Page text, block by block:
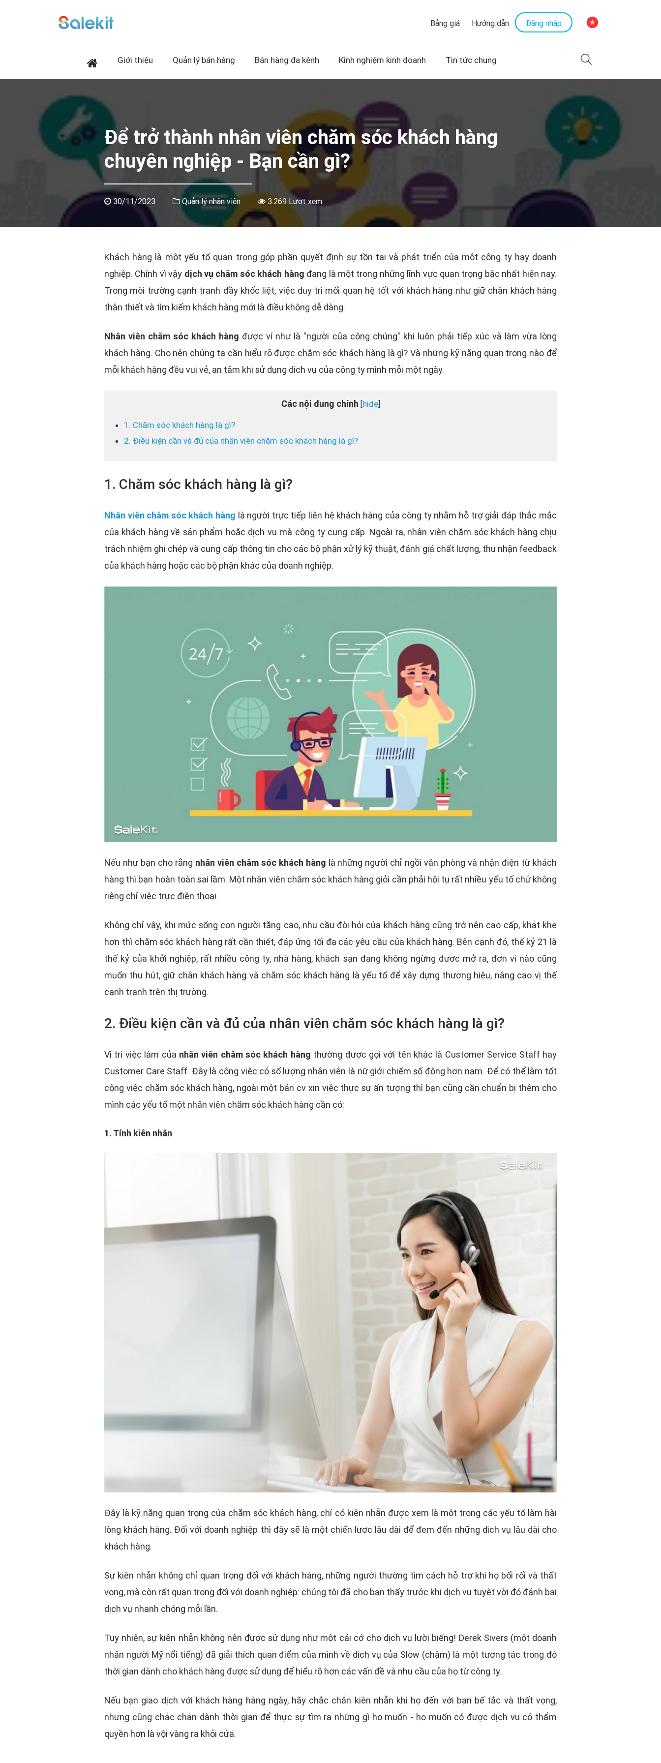
Bảng giá Hướng dẫn Đăng nhập
Giới thiệu Quản lý bán hàng Bán hàng đa kênh Kinh nghiệm kinh doanh Tin tức chung
Để trở thành nhân viên chăm sóc khách hàng
chuyên nghiệp - Bạn cần gì?
30/11/2023 Quản lý nhân viên 3.269 Lượt xem
Khách hàng là một yếu tố quan trọng góp phần quyết định sự tồn tại và phát triển của một công ty hay doanh
nghiệp. Chính vì vậy dịch vụ chăm sóc khách hàng đang là một trong những lĩnh vực quan trọng bậc nhất hiện nay.
Trong môi trường cạnh tranh đầy khốc liệt, việc duy trì mối quan hệ tốt với khách hàng như giữ chân khách hàng
thân thiết và tìm kiếm khách hàng mới là điều không dễ dàng.
Nhân viên chăm sóc khách hàng được ví như là "người của công chúng" khi luôn phải tiếp xúc và làm vừa lòng
khách hàng. Cho nên chúng ta cần hiểu rõ được chăm sóc khách hàng là gì? Và những kỹ năng quan trọng nào để
mỗi khách hàng đều vui vẻ, an tâm khi sử dụng dịch vụ của công ty mình mỗi một ngày.
Các nội dung chính [hide]
1. Chăm sóc khách hàng là gì?
2. Điều kiện cần và đủ của nhân viên chăm sóc khách hàng là gì?
1. Chăm sóc khách hàng là gì?
Nhân viên chăm sóc khách hàng là người trực tiếp liên hệ khách hàng của công ty nhằm hỗ trợ giải đáp thắc mắc
của khách hàng về sản phẩm hoặc dịch vụ mà công ty cung cấp. Ngoài ra, nhân viên chăm sóc khách hàng chịu
trách nhiệm ghi chép và cung cấp thông tin cho các bộ phận xử lý kỹ thuật, đánh giá chất lượng, thu nhận feedback
của khách hàng hoặc các bộ phận khác của doanh nghiệp.
Nếu như bạn cho rằng nhân viên chăm sóc khách hàng là những người chỉ ngồi văn phòng và nhận điện từ khách
hàng thì bạn hoàn toàn sai lầm. Một nhân viên chăm sóc khách hàng giỏi cần phải hội tụ rất nhiều yếu tố chứ không
riêng chỉ việc trực điện thoại.
Không chỉ vậy, khi mức sống con người tăng cao, nhu cầu đòi hỏi của khách hàng cũng trở nên cao cấp, khắt khe
hơn thì chăm sóc khách hàng rất cần thiết, đáp ứng tối đa các yêu cầu của khách hàng. Bên cạnh đó, thế kỷ 21 là
thế kỷ của khởi nghiệp, rất nhiều công ty, nhà hàng, khách sạn đang không ngừng được mở ra, đơn vị nào cũng
muốn thu hút, giữ chân khách hàng và chăm sóc khách hàng là yếu tố để xây dựng thương hiệu, nâng cao vị thế
cạnh tranh trên thị trường.
2. Điều kiện cần và đủ của nhân viên chăm sóc khách hàng là gì?
Vị trí việc làm của nhân viên chăm sóc khách hàng thường được gọi với tên khác là Customer Service Staff hay
Customer Care Staff. Đây là công việc có số lượng nhân viên là nữ giới chiếm số đông hơn nam. Để có thể làm tốt
công việc chăm sóc khách hàng, ngoài một bản cv xin việc thực sự ấn tượng thì bạn cũng cần chuẩn bị thêm cho
mình các yếu tố một nhân viên chăm sóc khách hàng cần có:
1. Tính kiên nhẫn
Đây là kỹ năng quan trọng của chăm sóc khách hàng, chỉ có kiên nhẫn được xem là một trong các yếu tố làm hài
lòng khách hàng. Đối với doanh nghiệp thì đây sẽ là một chiến lược lâu dài để đem đến những dịch vụ lâu dài cho
khách hàng.
Sự kiên nhẫn không chỉ quan trọng đối với khách hàng, những người thường tìm cách hỗ trợ khi họ bối rối và thất
vọng, mà còn rất quan trọng đối với doanh nghiệp: chúng tôi đã cho bạn thấy trước khi dịch vụ tuyệt vời đó đánh bại
dịch vụ nhanh chóng mỗi lần.
Tuy nhiên, sự kiên nhẫn không nên được sử dụng như một cái cớ cho dịch vụ lười biếng! Derek Sivers (một doanh
nhân người Mỹ nổi tiếng) đã giải thích quan điểm của mình về dịch vụ của Slow (chậm) là một tương tác trong đó
thời gian dành cho khách hàng được sử dụng để hiểu rõ hơn các vấn đề và nhu cầu của họ từ công ty.
Nếu bạn giao dịch với khách hàng hàng ngày, hãy chắc chắn kiên nhẫn khi họ đến với bạn bế tắc và thất vọng,
nhưng cũng chắc chắn dành thời gian để thực sự tìm ra những gì họ muốn - họ muốn có được dịch vụ có thẩm
quyền hơn là vội vàng ra khỏi cửa.